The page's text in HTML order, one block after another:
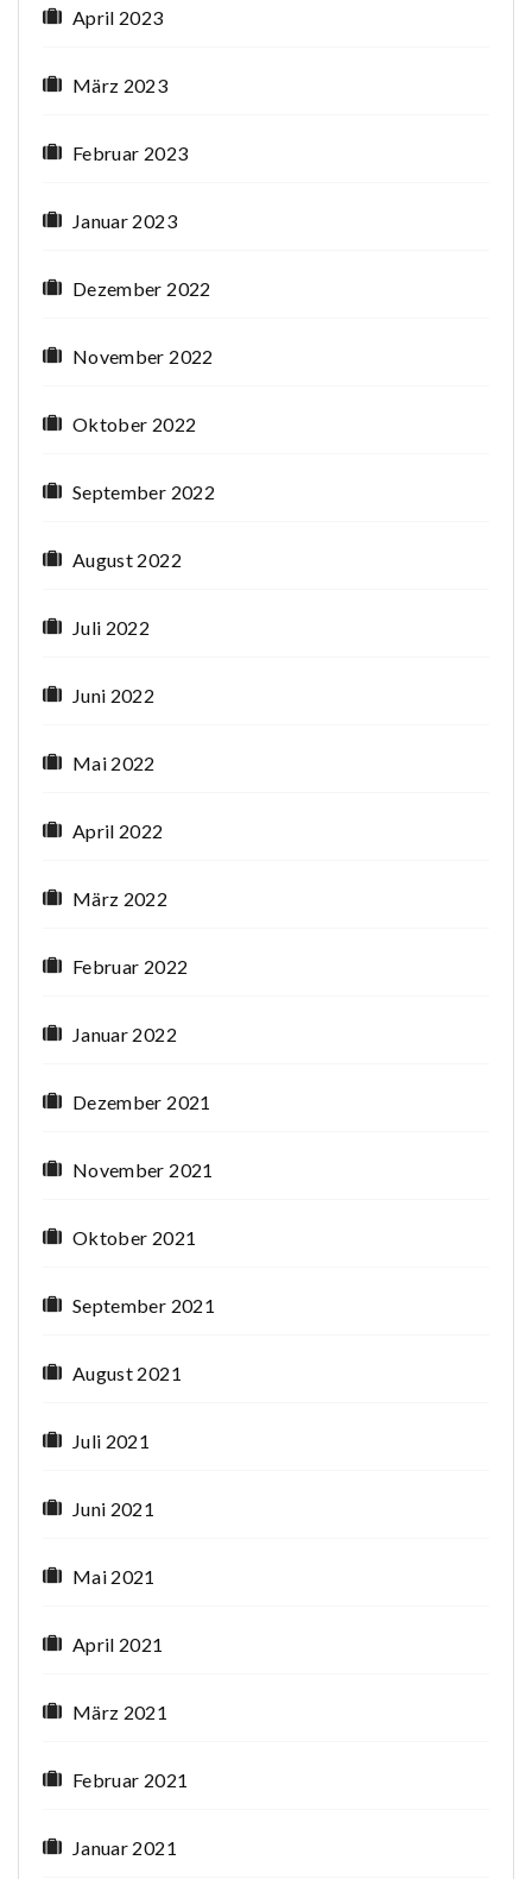
April 2023
März 2023
Februar 2023
Januar 2023
Dezember 2022
November 2022
Oktober 2022
September 2022
August 2022
Juli 2022
Juni 2022
Mai 2022
April 2022
März 2022
Februar 2022
Januar 2022
Dezember 2021
November 2021
Oktober 2021
September 2021
August 2021
Juli 2021
Juni 2021
Mai 2021
April 2021
März 2021
Februar 2021
Januar 2021